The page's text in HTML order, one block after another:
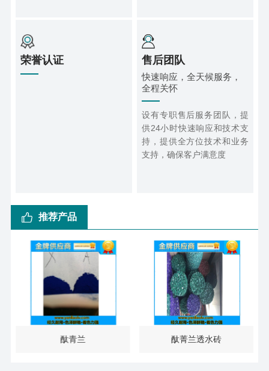
荣誉认证 售后团队
快速响应，全天候服务，
全程关怀
设有专职售后服务团队，提
供24小时快速响应和技术支
持，提供全方位技术和业务
支持，确保客户满意度
推荐产品
酞青兰 酞菁兰透水砖